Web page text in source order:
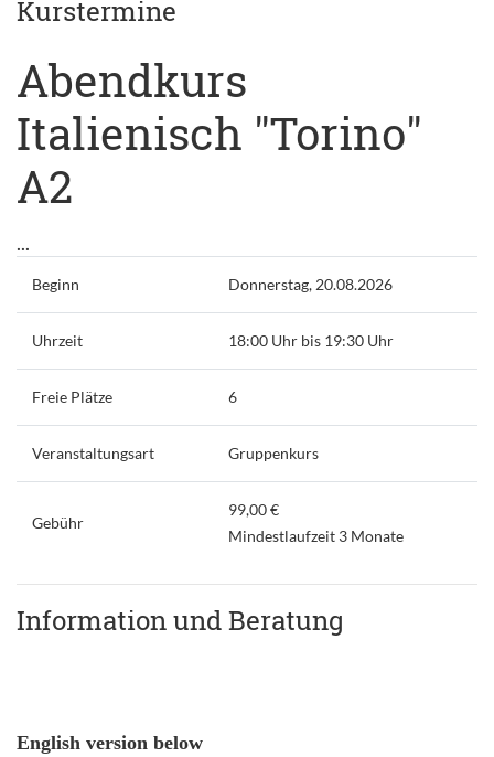
Kurstermine
Abendkurs
Italienisch "Torino"
A2
...
Beginn Donnerstag, 20.08.2026
Uhrzeit 18:00 Uhr bis 19:30 Uhr
Freie Plätze 6
Veranstaltungsart Gruppenkurs
Gebühr
99,00 €
Mindestlaufzeit 3 Monate
Information und Beratung
English version below